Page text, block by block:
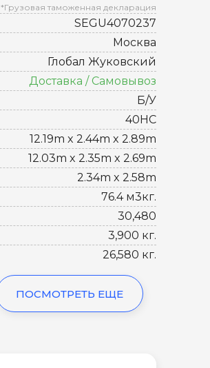
*Грузовая таможенная декларация
SEGU4070237
Москва
Глобал Жуковский
Доставка / Самовывоз
Б/У
40HC
12.19m x 2.44m x 2.89m
12.03m x 2.35m x 2.69m
2.34m x 2.58m
76.4 м3кг.
30,480
3,900 кг.
26,580 кг.
ПОСМОТРЕТЬ ЕЩЕ